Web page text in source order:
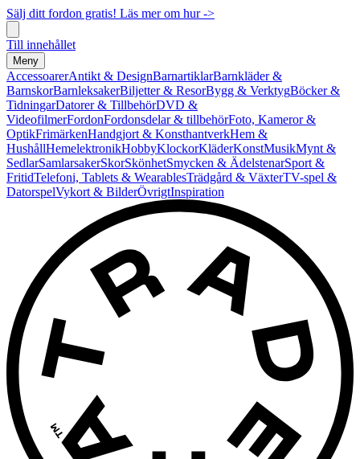
Sälj ditt fordon gratis! Läs mer om hur ->
Till innehållet
Meny
AccessoarerAntikt & DesignBarnartiklarBarnkläder &
BarnskorBarnleksakerBiljetter & ResorBygg & VerktygBöcker &
TidningarDatorer & TillbehörDVD &
VideofilmerFordonFordonsdelar & tillbehörFoto, Kameror &
OptikFrimärkenHandgjort & KonsthantverkHem &
HushållHemelektronikHobbyKlockorKläderKonstMusikMynt &
SedlarSamlarsakerSkorSkönhetSmycken & ÄdelstenarSport &
FritidTelefoni, Tablets & WearablesTrädgård & VäxterTV-spel &
DatorspelVykort & BilderÖvrigtInspiration